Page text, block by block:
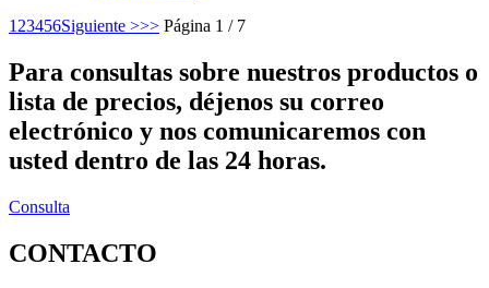
1 23456Siguiente >>> Página 1 / 7
Para consultas sobre nuestros productos o
lista de precios, déjenos su correo
electrónico y nos comunicaremos con
usted dentro de las 24 horas.
Consulta
CONTACTO